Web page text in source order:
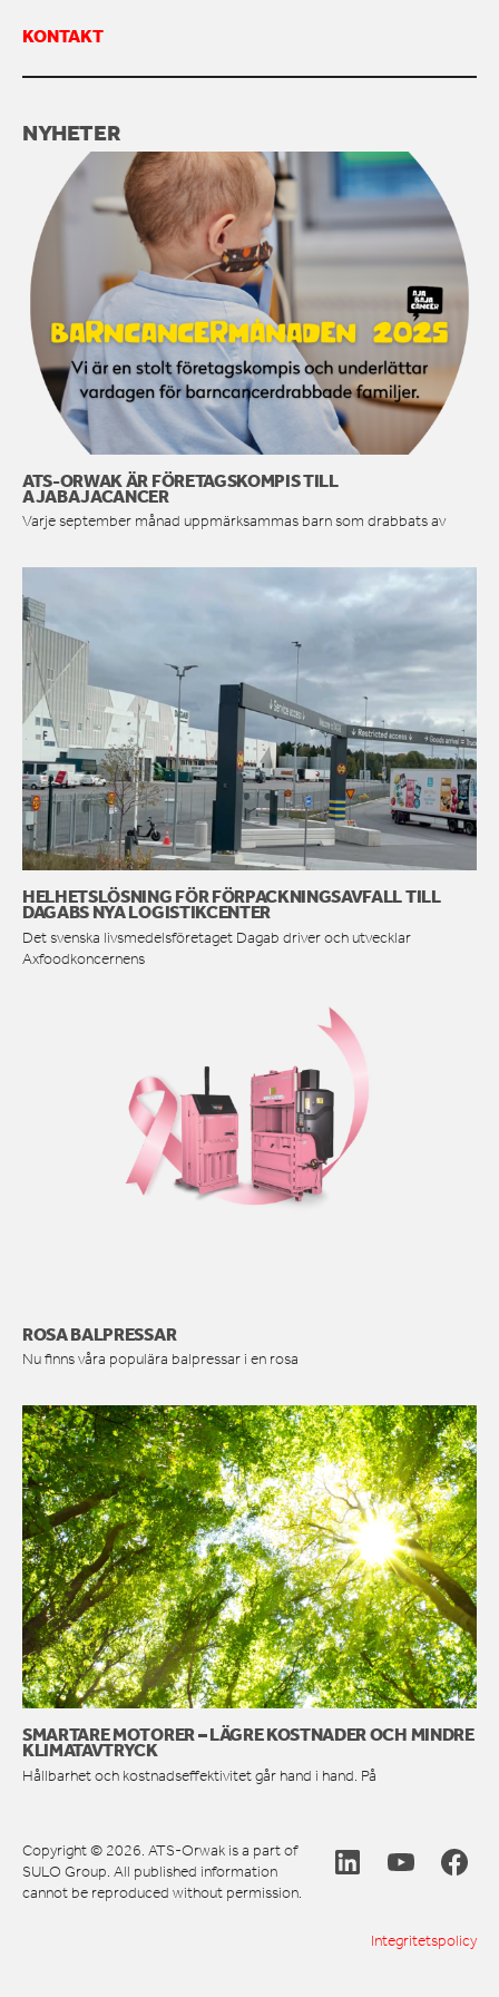
KONTAKTA OSS
KONTAKT
NYHETER
ATS-ORWAK ÄR FÖRETAGSKOMPIS TILL
AJABAJACANCER
Varje september månad uppmärksammas barn som drabbats av
HELHETSLÖSNING FÖR FÖRPACKNINGSAVFALL TILL
DAGABS NYA LOGISTIKCENTER
Det svenska livsmedelsföretaget Dagab driver och utvecklar
Axfoodkoncernens
ROSA BALPRESSAR
Nu finns våra populära balpressar i en rosa
SMARTARE MOTORER – LÄGRE KOSTNADER OCH MINDRE
KLIMATAVTRYCK
Hållbarhet och kostnadseffektivitet går hand i hand. På
Copyright © 2026. ATS-Orwak is a part of
SULO Group. All published information
cannot be reproduced without permission.
Integritetspolicy